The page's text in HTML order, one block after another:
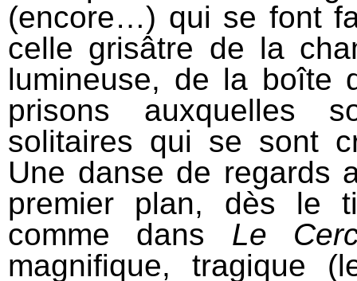
(encore…) qui se font
celle grisâtre de la
lumineuse, de la boîte
prisons auxquelles
solitaires qui se sont
Une danse de regards
premier plan, dès le
comme dans Le
magnifique, tragique